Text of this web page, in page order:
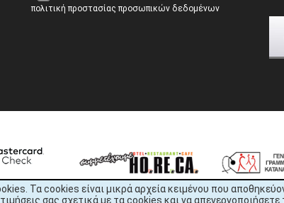
Τα cookies είναι μικρά αρχεία κειμένου που
σας σχετικά με τα cookies και να
πολιτική προστασίας προσωπικών δεδομένων